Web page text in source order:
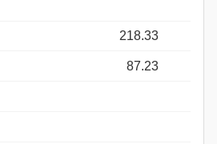
218.33
87.23